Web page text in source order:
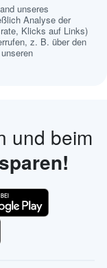
unseres
Analyse der
Klicks auf Links)
z. B. über den
und beim